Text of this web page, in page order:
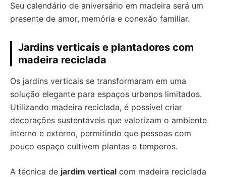
Seu calendário de aniversário em madeira será um
presente de amor, memória e conexão familiar.
Jardins verticais e plantadores com
madeira reciclada
Os jardins verticais se transformaram em uma
solução elegante para espaços urbanos limitados.
Utilizando madeira reciclada, é possível criar
decorações sustentáveis que valorizam o ambiente
interno e externo, permitindo que pessoas com
pouco espaço cultivem plantas e temperos.
A técnica de jardim vertical com madeira reciclada